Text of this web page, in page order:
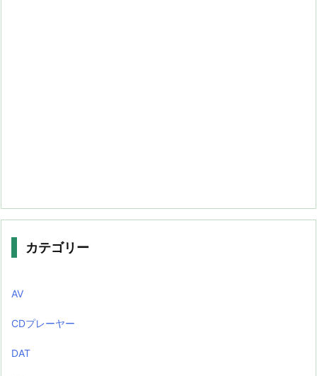
カテゴリー
AV
CDプレーヤー
DAT